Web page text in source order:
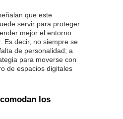
que este
servir para proteger
mejor el entorno
Es decir, no siempre se
de personalidad; a
para moverse con
de espacios digitales
los